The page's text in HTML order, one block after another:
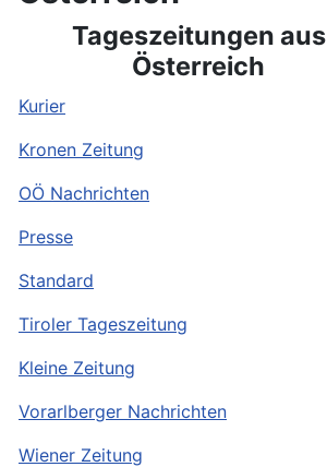
Tageszeitungen aus
Österreich
Kurier
Kronen Zeitung
OÖ Nachrichten
Presse
Standard
Tiroler Tageszeitung
Kleine Zeitung
Vorarlberger Nachrichten
Wiener Zeitung